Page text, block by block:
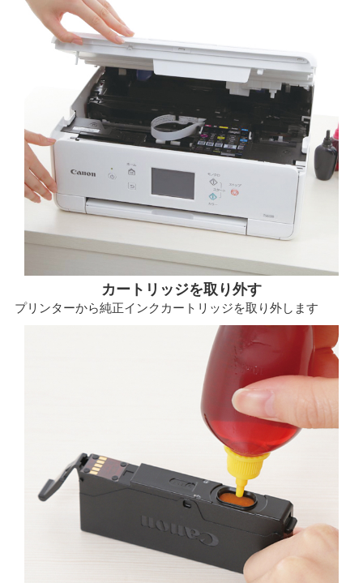
カートリッジを取り外す
プリンターから純正インクカートリッジを取り外します